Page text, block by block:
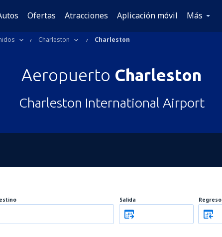
Ofertas Atracciones Aplicación móvil Más
Charleston Charleston
Aeropuerto Charleston
Charleston International Airport
Salida Regreso